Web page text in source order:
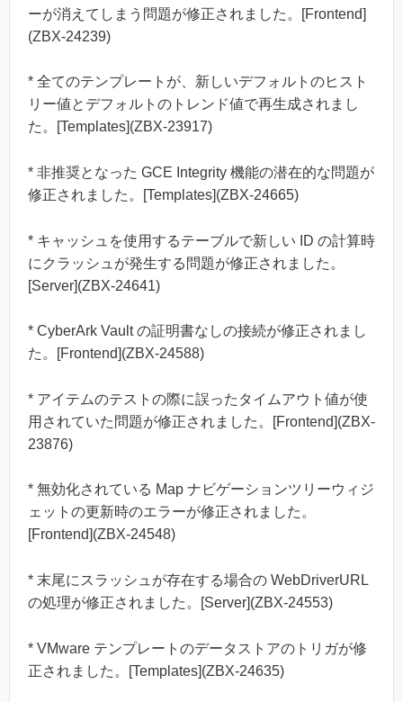
ーが消えてしまう問題が修正されました。[Frontend]
(ZBX-24239)
* 全てのテンプレートが、新しいデフォルトのヒスト
リー値とデフォルトのトレンド値で再生成されまし
た。[Templates](ZBX-23917)
* 非推奨となった GCE Integrity 機能の潜在的な問題が
修正されました。[Templates](ZBX-24665)
* キャッシュを使用するテーブルで新しい ID の計算時
にクラッシュが発生する問題が修正されました。
[Server](ZBX-24641)
* CyberArk Vault の証明書なしの接続が修正されまし
た。[Frontend](ZBX-24588)
* アイテムのテストの際に誤ったタイムアウト値が使
用されていた問題が修正されました。[Frontend](ZBX-
23876)
* 無効化されている Map ナビゲーションツリーウィジ
ェットの更新時のエラーが修正されました。
[Frontend](ZBX-24548)
* 末尾にスラッシュが存在する場合の WebDriverURL
の処理が修正されました。[Server](ZBX-24553)
* VMware テンプレートのデータストアのトリガが修
正されました。[Templates](ZBX-24635)